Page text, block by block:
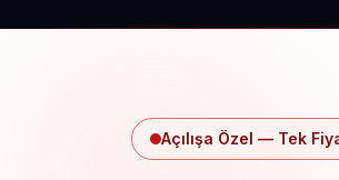
Açılışa Özel — Tek